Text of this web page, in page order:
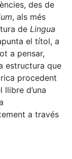
des de
, als més
de Lingua
el títol, a
a pensar,
estructura que
procedent
d’una
a través